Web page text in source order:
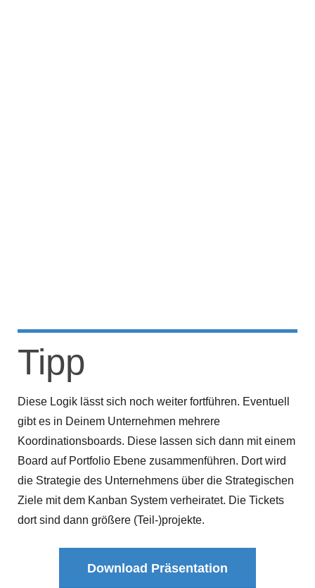
Tipp
Diese Logik lässt sich noch weiter fortführen. Eventuell
gibt es in Deinem Unternehmen mehrere
Koordinationsboards. Diese lassen sich dann mit einem
Board auf Portfolio Ebene zusammenführen. Dort wird
die Strategie des Unternehmens über die Strategischen
Ziele mit dem Kanban System verheiratet. Die Tickets
dort sind dann größere (Teil-)projekte.
Download Präsentation